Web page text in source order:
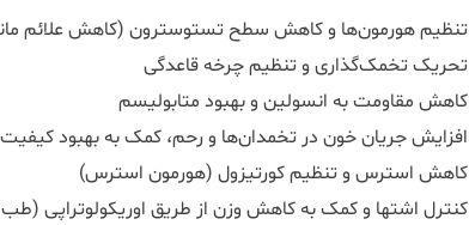
تنظیم هورمون‌ها و کاهش سطح تستوسترون (کاهش علائم
تحریک تخمک‌گذاری و تنظیم چرخه قاعدگی
کاهش مقاومت به انسولین و بهبود متابولیسم
افزایش جریان خون در تخمدان‌ها و رحم، کمک به بهبود
کاهش استرس و تنظیم کورتیزول (هورمون استرس)
کنترل اشتها و کمک به کاهش وزن از طریق اوریکولوتراپی